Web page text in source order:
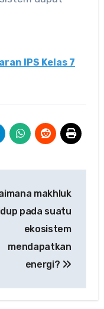
IPS Kelas 7
makhluk
pada suatu
ekosistem
mendapatkan
energi?